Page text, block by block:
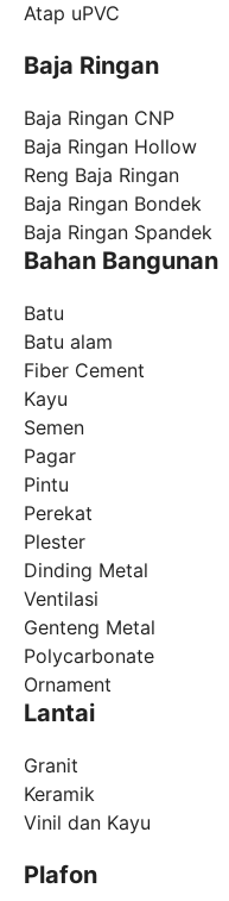
Atap uPVC
Baja Ringan
Baja Ringan CNP
Baja Ringan Hollow
Reng Baja Ringan
Baja Ringan Bondek
Baja Ringan Spandek
Bahan Bangunan
Batu
Batu alam
Fiber Cement
Kayu
Semen
Pagar
Pintu
Perekat
Plester
Dinding Metal
Ventilasi
Genteng Metal
Polycarbonate
Ornament
Lantai
Granit
Keramik
Vinil dan Kayu
Plafon